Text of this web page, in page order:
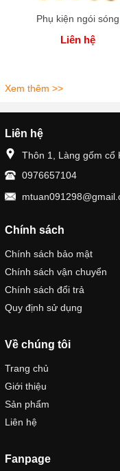
Phụ kiện ngói sóng
Liên hệ
Xem thêm >>
Liên hệ
Thôn 1, Làng gốm cổ
0976657104
Chính sách
Chính sách bảo mật
Chính sách vận chuyển
Chính sách đổi trả
Quy định sử dụng
Về chúng tôi
Trang chủ
Giới thiệu
Sản phẩm
Liên hệ
Fanpage